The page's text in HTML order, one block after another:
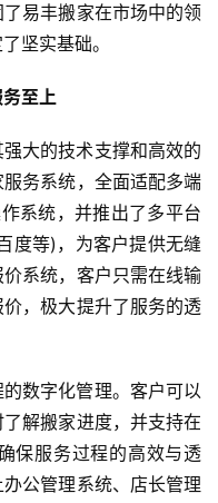
易丰搬家在市场中的领
坚实基础。
至上
大的技术支撑和高效的
务系统，全面适配多端
系统，并推出了多平台
度等)，为客户提供无缝
系统，客户只需在线输
，极大提升了服务的透
数字化管理。客户可以
解搬家进度，并支持在
保服务过程的高效与透
公管理系统、店长管理